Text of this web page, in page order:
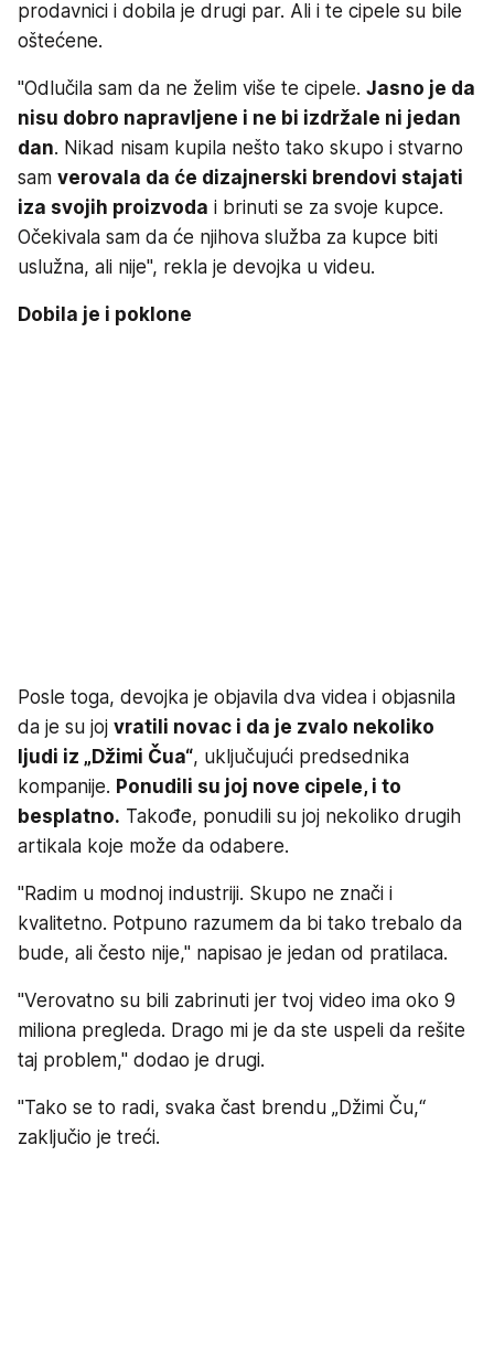
prodavnici i dobila je drugi par. Ali i te cipele su bile
oštećene.
"Odlučila sam da ne želim više te cipele. Jasno je da
nisu dobro napravljene i ne bi izdržale ni jedan
dan. Nikad nisam kupila nešto tako skupo i stvarno
sam verovala da će dizajnerski brendovi stajati
iza svojih proizvoda i brinuti se za svoje kupce.
Očekivala sam da će njihova služba za kupce biti
uslužna, ali nije", rekla je devojka u videu.
Dobila je i poklone
Posle toga, devojka je objavila dva videa i objasnila
da je su joj vratili novac i da je zvalo nekoliko
ljudi iz „Džimi Čua“, uključujući predsednika
kompanije. Ponudili su joj nove cipele, i to
besplatno. Takođe, ponudili su joj nekoliko drugih
artikala koje može da odabere.
"Radim u modnoj industriji. Skupo ne znači i
kvalitetno. Potpuno razumem da bi tako trebalo da
bude, ali često nije," napisao je jedan od pratilaca.
"Verovatno su bili zabrinuti jer tvoj video ima oko 9
miliona pregleda. Drago mi je da ste uspeli da rešite
taj problem," dodao je drugi.
"Tako se to radi, svaka čast brendu „Džimi Ču,“
zaključio je treći.